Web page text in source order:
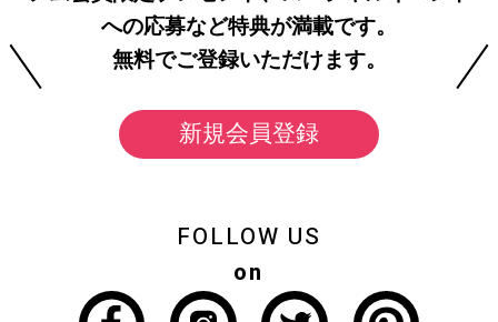
への応募など特典が満載です。
無料でご登録いただけます。
新規会員登録
FOLLOW US
on